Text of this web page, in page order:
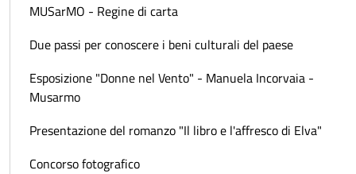
MUSarMO - Regine di carta
Due passi per conoscere i beni culturali del paese
Esposizione "Donne nel Vento" - Manuela Incorvaia -
Musarmo
Presentazione del romanzo "Il libro e l'affresco di Elva"
Concorso fotografico